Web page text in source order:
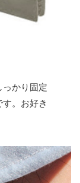
っかり固定
。お好き